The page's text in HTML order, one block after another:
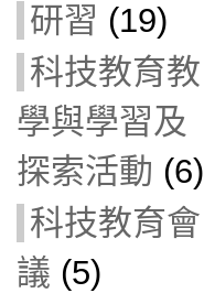
研習 (19)
科技教育教
學與學習及
探索活動 (6)
科技教育會
議 (5)